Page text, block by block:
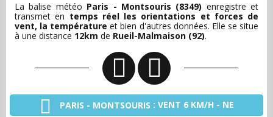
La balise météo Paris - Montsouris (8349) enregistre et
transmet en temps réel les orientations et forces de
vent, la température et bien d'autres données. Elle se situe
à une distance 12km de Rueil-Malmaison (92).
PARIS - MONTSOURIS : VENT 6 KM/H - NE